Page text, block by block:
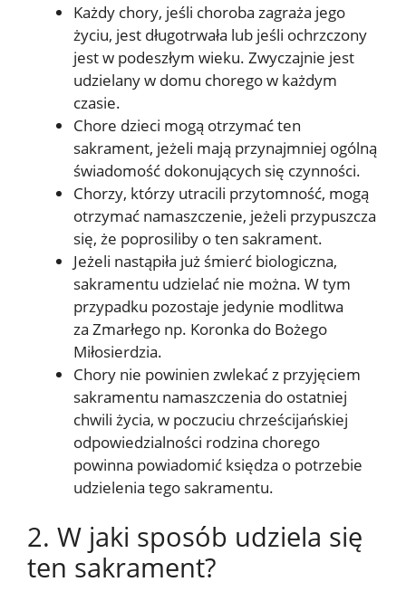
Każdy chory, jeśli choroba zagraża jego
życiu, jest długotrwała lub jeśli ochrzczony
jest w podeszłym wieku. Zwyczajnie jest
udzielany w domu chorego w każdym
czasie.
Chore dzieci mogą otrzymać ten
sakrament, jeżeli mają przynajmniej ogólną
świadomość dokonujących się czynności.
Chorzy, którzy utracili przytomność, mogą
otrzymać namaszczenie, jeżeli przypuszcza
się, że poprosiliby o ten sakrament.
Jeżeli nastąpiła już śmierć biologiczna,
sakramentu udzielać nie można. W tym
przypadku pozostaje jedynie modlitwa
za Zmarłego np. Koronka do Bożego
Miłosierdzia.
Chory nie powinien zwlekać z przyjęciem
sakramentu namaszczenia do ostatniej
chwili życia, w poczuciu chrześcijańskiej
odpowiedzialności rodzina chorego
powinna powiadomić księdza o potrzebie
udzielenia tego sakramentu.
2. W jaki sposób udziela się
ten sakrament?